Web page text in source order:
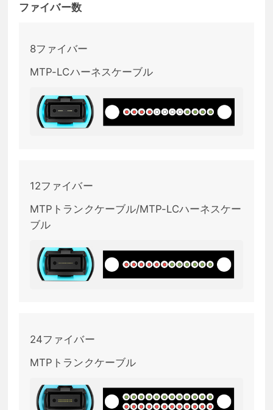
ファイバー数
8ファイバー
MTP-LCハーネスケーブル
12ファイバー
MTPトランクケーブル/MTP-LCハーネスケー
ブル
24ファイバー
MTPトランクケーブル